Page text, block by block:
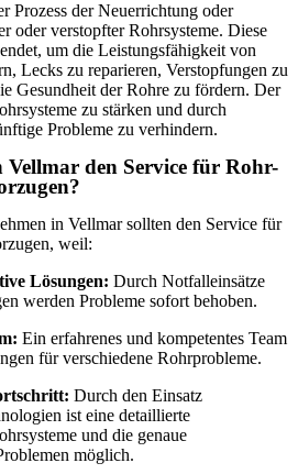
Prozess der Neuerrichtung oder
oder verstopfter Rohrsysteme. Diese
um die Leistungsfähigkeit von
Lecks zu reparieren, Verstopfungen zu
Gesundheit der Rohre zu fördern. Der
zu stärken und durch
Probleme zu verhindern.
den Service für Rohr-
in Vellmar sollten den Service für
weil:
Lösungen: Durch Notfalleinsätze
werden Probleme sofort behoben.
Ein erfahrenes und kompetentes Team
für verschiedene Rohrprobleme.
Durch den Einsatz
ist eine detaillierte
und die genaue
möglich.